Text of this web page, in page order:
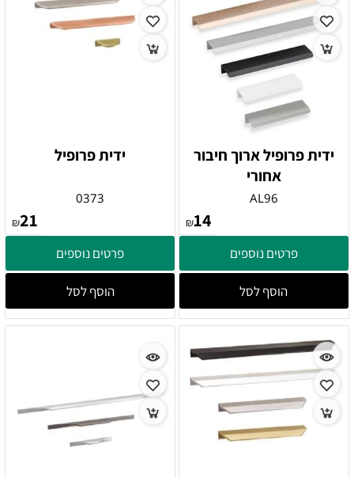
ידית פרופיל ארוך חיבור
אחורי
AL96
₪14
פרטים נוספים
הוסף לסל
ידית פרופיל
0373
₪21
פרטים נוספים
הוסף לסל